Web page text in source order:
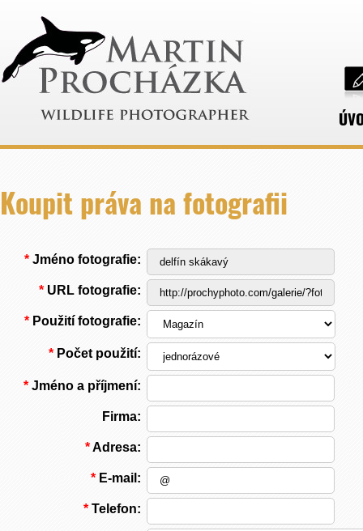
Koupit práva na fotografii
*Jméno fotografie:
*URL fotografie:
*Použití fotografie:
*Počet použití:
*Jméno a příjmení:
Firma:
*Adresa:
*E-mail:
*Telefon: